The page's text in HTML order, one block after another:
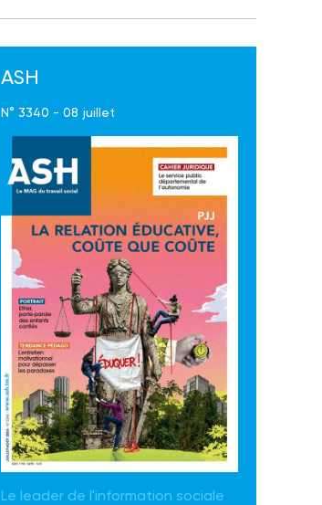
ASH
N° 3340 - 08 juillet
Le leader de l'information sociale